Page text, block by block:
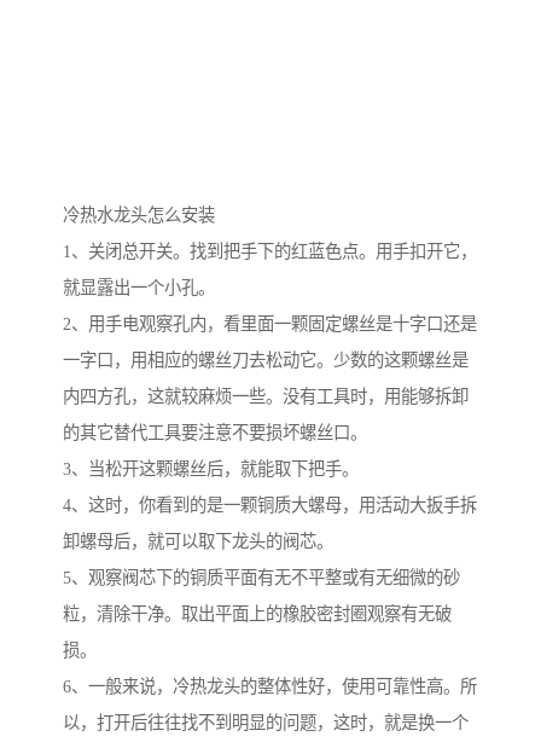
冷热水龙头怎么安装
1、关闭总开关。找到把手下的红蓝色点。用手扣开它，
就显露出一个小孔。
2、用手电观察孔内，看里面一颗固定螺丝是十字口还是
一字口，用相应的螺丝刀去松动它。少数的这颗螺丝是
内四方孔，这就较麻烦一些。没有工具时，用能够拆卸
的其它替代工具要注意不要损坏螺丝口。
3、当松开这颗螺丝后，就能取下把手。
4、这时，你看到的是一颗铜质大螺母，用活动大扳手拆
卸螺母后，就可以取下龙头的阀芯。
5、观察阀芯下的铜质平面有无不平整或有无细微的砂
粒，清除干净。取出平面上的橡胶密封圈观察有无破
损。
6、一般来说，冷热龙头的整体性好，使用可靠性高。所
以，打开后往往找不到明显的问题，这时，就是换一个